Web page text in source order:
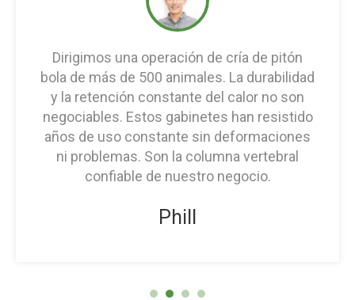
Dirigimos una operación de cría de pitón
bola de más de 500 animales. La durabilidad
y la retención constante del calor no son
negociables. Estos gabinetes han resistido
años de uso constante sin deformaciones
ni problemas. Son la columna vertebral
confiable de nuestro negocio.
Phill